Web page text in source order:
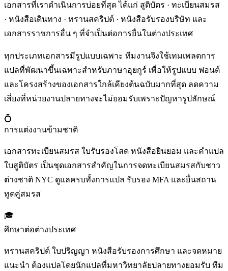
เอกสารที่เราดำเนินการบ่อยที่สุด ได้แก่ สูติบัตร · ทะเบียนสมรส
· หนังสือเดินทาง · ทรานสคริปต์ · หนังสือรับรองบริษัท และ
เอกสารราชการอื่น ๆ ที่จำเป็นต่อการยื่นในต่างประเทศ
ทุกประเภทเอกสารมีรูปแบบเฉพาะ ทีมงานจึงใช้เทมเพลตการ
แปลที่พัฒนาขึ้นเฉพาะสำหรับภาษาอุยกูร์ เพื่อให้รูปแบบ ฟอนต์
และโครงสร้างของเอกสารใกล้เคียงต้นฉบับมากที่สุด ลดความ
เสี่ยงที่หน่วยงานปลายทางจะไม่ยอมรับเพราะปัญหารูปลักษณ์
💍
การแต่งงานข้ามชาติ
เอกสารทะเบียนสมรส ใบรับรองโสด หนังสือยินยอม และคำแปล
ใบสูติบัตร เป็นชุดเอกสารสำคัญในการจดทะเบียนสมรสกับชาว
ต่างชาติ NYC ดูแลครบทั้งการแปล รับรอง MFA และยื่นสถาน
ทูตคู่สมรส
🎓
ศึกษาต่อต่างประเทศ
ทรานสคริปต์ ใบปริญญา หนังสือรับรองการศึกษา และจดหมาย
แนะนำ ต้องแปลโดยนักแปลที่มหาวิทยาลัยปลายทางยอมรับ ทีม